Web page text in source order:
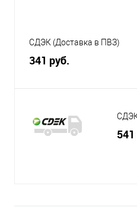
СДЭК (Доставка в ПВЗ)
341 руб.
541